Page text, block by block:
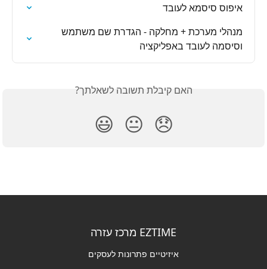
איפוס סיסמא לעובד
מנהלי מערכת + מחלקה - הגדרת שם משתמש
וסיסמה לעובד באפליקציה
האם קיבלת תשובה לשאלתך?
😞
😐
😃
EZTIME מרכז עזרה
איזיטיים פתרונות לעסקים